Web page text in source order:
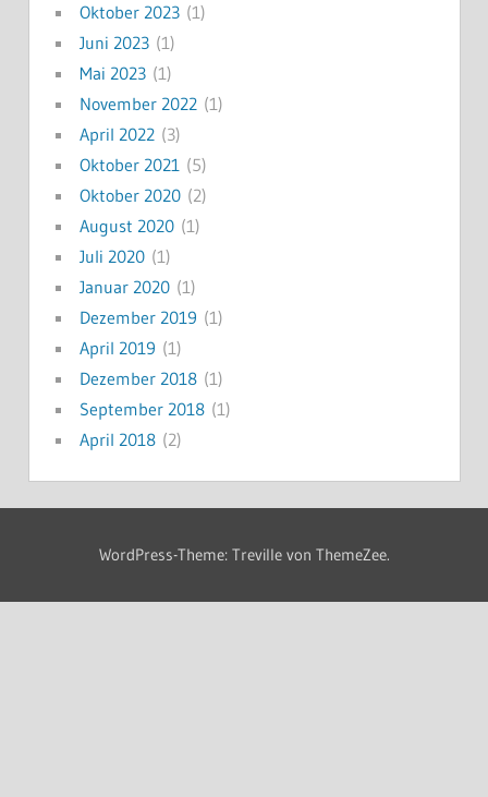
Oktober 2023(1)
Juni 2023(1)
Mai 2023(1)
November 2022(1)
April 2022(3)
Oktober 2021(5)
Oktober 2020(2)
August 2020(1)
Juli 2020(1)
Januar 2020(1)
Dezember 2019 (1)
April 2019 (1)
Dezember 2018(1)
September 2018(1)
April 2018(2)
WordPress-Theme: Treville von ThemeZee.